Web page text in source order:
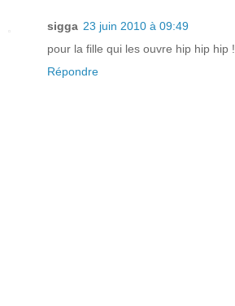
sigga 23 juin 2010 à 09:49
pour la fille qui les ouvre hip hip hip !
Répondre